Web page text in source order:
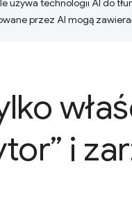
używa technologii AI do
przez AI mogą
i